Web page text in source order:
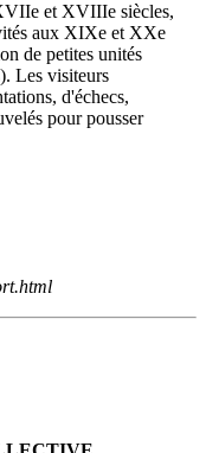
et XVIIIe siècles,
aux XIXe et XXe
de petites unités
Les visiteurs
d'échecs,
pour pousser